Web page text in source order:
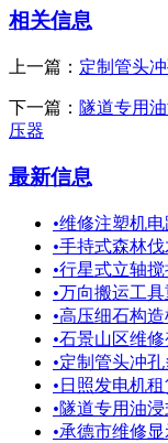
相关信息
上一篇： 定制管头
下一篇： 隧道专用
压器
最新信息
•维修注塑机
•手持式森林
•行星式立轴
•万向搬运工
•高压细石构
•石景山区维
•定制管头冲
• 日照发电机
•隧道专用油
•承德市维修